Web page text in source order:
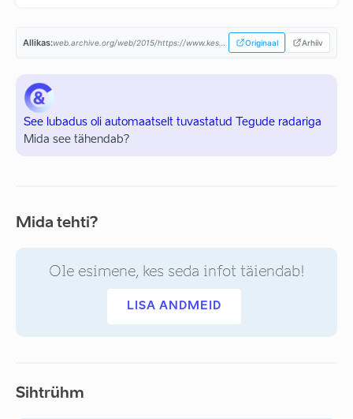
Allikas: Originaal Arhiiv
See lubadus oli automaatselt tuvastatud Tegude radariga
Mida see tähendab?
Mida tehti?
Ole esimene, kes seda infot täiendab!
LISA ANDMEID
Sihtrühm